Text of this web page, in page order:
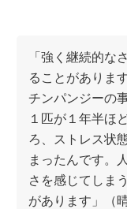
「強く継続的な
ることがありま
チンパンジーの
１匹が１年半ほ
ろ、ストレス状
まったんです。
さを感じてしま
があります」（